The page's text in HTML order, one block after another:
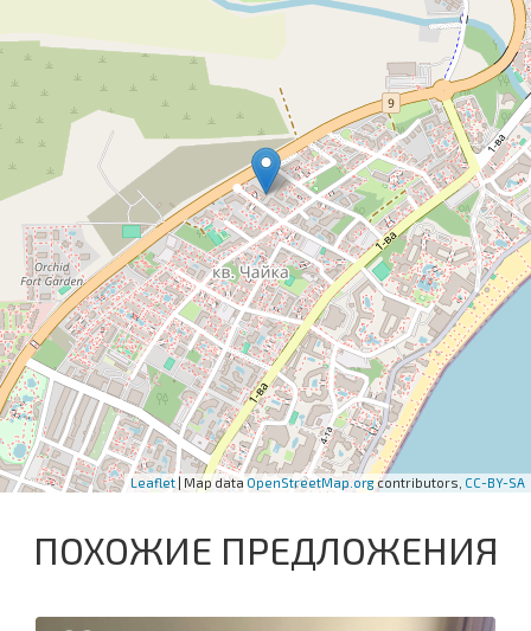
Leaflet | Map data OpenStreetMap.orgcontributors, CC-BY-SA
ПОХОЖИЕ ПРЕДЛОЖЕНИЯ